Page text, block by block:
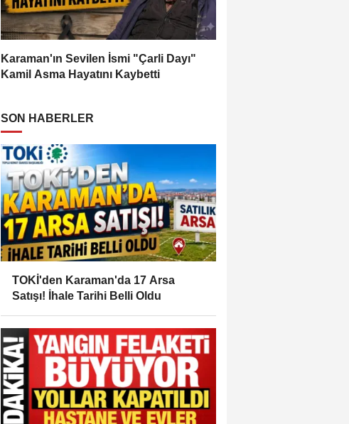
Karaman'ın Sevilen İsmi "Çarli Dayı"
Kamil Asma Hayatını Kaybetti
SON HABERLER
TOKİ'den Karaman'da 17 Arsa
Satışı! İhale Tarihi Belli Oldu